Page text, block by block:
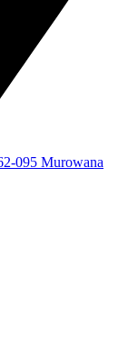
095 Murowana